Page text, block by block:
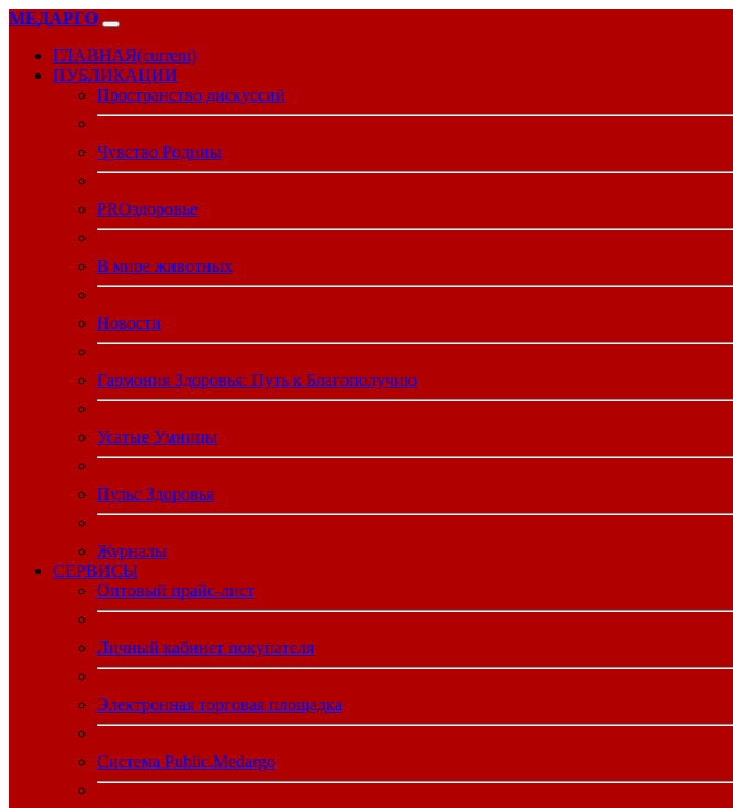
МЕДАРГО
ГЛАВНАЯ(current)
ПУБЛИКАЦИИ
Пространство дискуссий
Чувство Родины
PROздоровье
В мире животных
Новости
Гармония Здоровья: Путь к Благополучию
Усатые Умницы
Пульс Здоровья
Журналы
CЕРВИСЫ
Оптовый прайс-лист
Личный кабинет покупателя
Электронная торговая площадка
Система Public.Medargo